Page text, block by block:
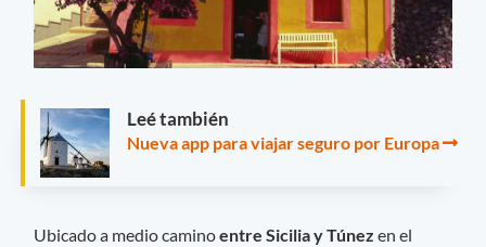
Leé también
Nueva app para viajar seguro por Europa
Ubicado a medio caminoentre Sicilia y Túnez en el